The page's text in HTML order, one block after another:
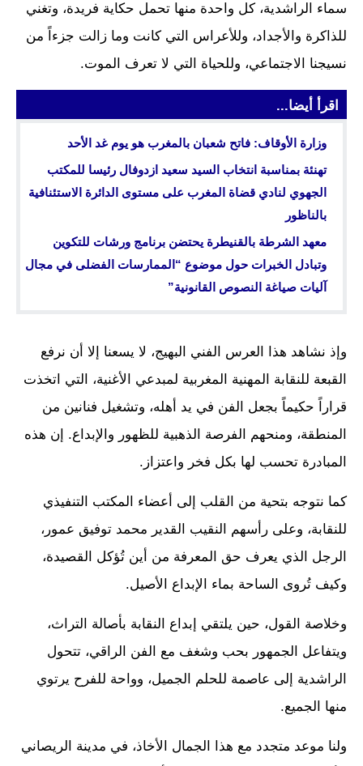
سماء الراشدية، كل واحدة منها تحمل حكاية فريدة، وتغني
للذاكرة والأجداد، وللأعراس التي كانت وما زالت جزءاً من
نسيجنا الاجتماعي، وللحياة التي لا تعرف الموت.
اقرأ أيضا...
وزارة الأوقاف: فاتح شعبان بالمغرب هو يوم غد الأحد
تهنئة بمناسبة انتخاب السيد سعيد ازدوفال رئيسا للمكتب
الجهوي لنادي قضاة المغرب على مستوى الدائرة الاستئنافية
بالناظور
معهد الشرطة بالقنيطرة يحتضن برنامج ورشات للتكوين
وتبادل الخبرات حول موضوع “الممارسات الفضلى في مجال
آليات صياغة النصوص القانونية”
وإذ نشاهد هذا العرس الفني البهيج، لا يسعنا إلا أن نرفع
القبعة للنقابة المهنية المغربية لمبدعي الأغنية، التي اتخذت
قراراً حكيماً بجعل الفن في يد أهله، وتشغيل فنانين من
المنطقة، ومنحهم الفرصة الذهبية للظهور والإبداع. إن هذه
المبادرة تحسب لها بكل فخر واعتزاز.
كما نتوجه بتحية من القلب إلى أعضاء المكتب التنفيذي
للنقابة، وعلى رأسهم النقيب القدير محمد توفيق عمور،
الرجل الذي يعرف حق المعرفة من أين تُؤكل القصيدة،
وكيف تُروى الساحة بماء الإبداع الأصيل.
وخلاصة القول، حين يلتقي إبداع النقابة بأصالة التراث،
ويتفاعل الجمهور بحب وشغف مع الفن الراقي، تتحول
الراشدية إلى عاصمة للحلم الجميل، وواحة للفرح يرتوي
منها الجميع.
ولنا موعد متجدد مع هذا الجمال الأخاذ، في مدينة الريصاني